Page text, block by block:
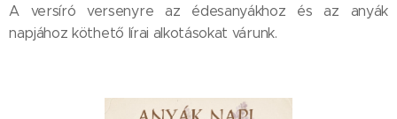
A versíró versenyre az édesanyákhoz és az anyák
napjához köthető lírai alkotásokat várunk.